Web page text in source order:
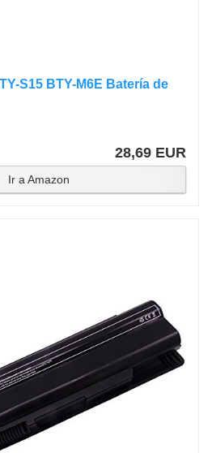
S15 BTY-M6E Batería de
28,69 EUR
Ir a Amazon